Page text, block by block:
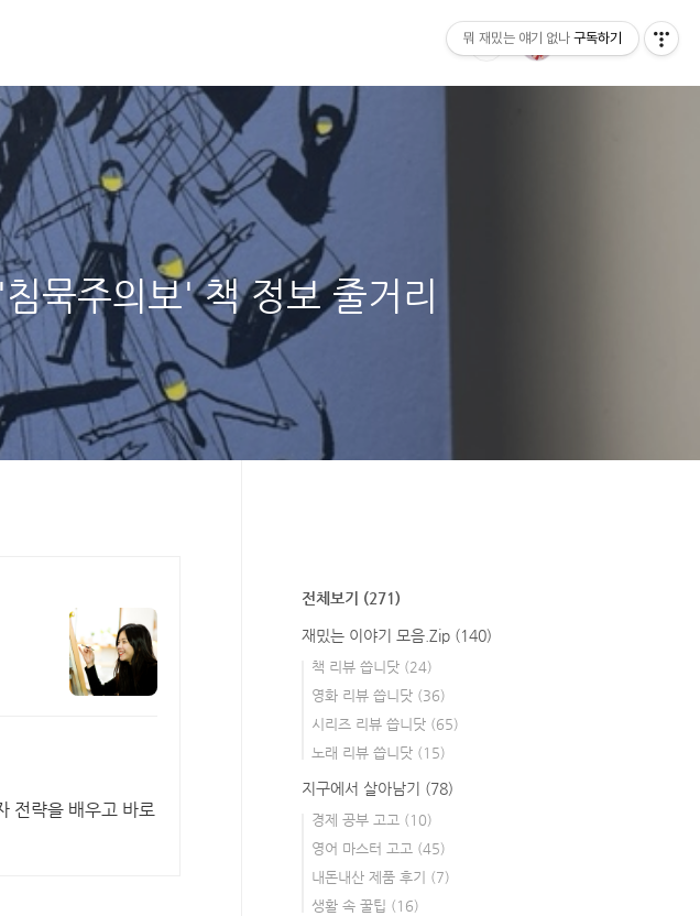
묵주의보' 책 정보 줄거리
전략을 배우고 바로
전체보기 (271)
재밌는 이야기 모음.Zip (140)
책 리뷰 씁니닷 (24)
영화 리뷰 씁니닷 (36)
시리즈 리뷰 씁니닷 (65)
노래 리뷰 씁니닷 (15)
지구에서 살아남기 (78)
경제 공부 고고 (10)
영어 마스터 고고 (45)
내돈내산 제품 후기 (7)
생활 속 꿀팁 (16)
뭐 재밌는 얘기 없나 구독하기